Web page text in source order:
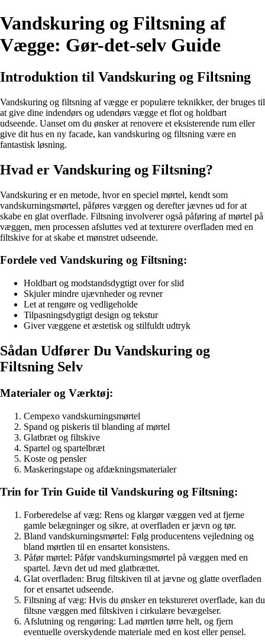
Vandskuring og Filtsning af
Vægge: Gør-det-selv Guide
Introduktion til Vandskuring og Filtsning
Vandskuring og filtsning af vægge er populære teknikker, der bruges til
at give dine indendørs og udendørs vægge et flot og holdbart
udseende. Uanset om du ønsker at renovere et eksisterende rum eller
give dit hus en ny facade, kan vandskuring og filtsning være en
fantastisk løsning.
Hvad er Vandskuring og Filtsning?
Vandskuring er en metode, hvor en speciel mørtel, kendt som
vandskurningsmørtel, påføres væggen og derefter jævnes ud for at
skabe en glat overflade. Filtsning involverer også påføring af mørtel på
væggen, men processen afsluttes ved at texturere overfladen med en
filtskive for at skabe et mønstret udseende.
Fordele ved Vandskuring og Filtsning:
Holdbart og modstandsdygtigt over for slid
Skjuler mindre ujævnheder og revner
Let at rengøre og vedligeholde
Tilpasningsdygtigt design og tekstur
Giver væggene et æstetisk og stilfuldt udtryk
Sådan Udfører Du Vandskuring og
Filtsning Selv
Materialer og Værktøj:
Cempexo vandskurningsmørtel
Spand og piskeris til blanding af mørtel
Glatbræt og filtskive
Spartel og spartelbræt
Koste og pensler
Maskeringstape og afdækningsmaterialer
Trin for Trin Guide til Vandskuring og Filtsning:
Forberedelse af væg: Rens og klargør væggen ved at fjerne
gamle belægninger og sikre, at overfladen er jævn og tør.
Bland vandskurningsmørtel: Følg producentens vejledning og
bland mørtlen til en ensartet konsistens.
Påfør mørtel: Påfør vandskurningsmørtel på væggen med en
spartel. Jævn det ud med glatbrættet.
Glat overfladen: Brug filtskiven til at jævne og glatte overfladen
for et ensartet udseende.
Filtsning af væg: Hvis du ønsker en tekstureret overflade, kan du
filtsne væggen med filtskiven i cirkulære bevægelser.
Afslutning og rengøring: Lad mørtlen tørre helt, og fjern
eventuelle overskydende materiale med en kost eller pensel.